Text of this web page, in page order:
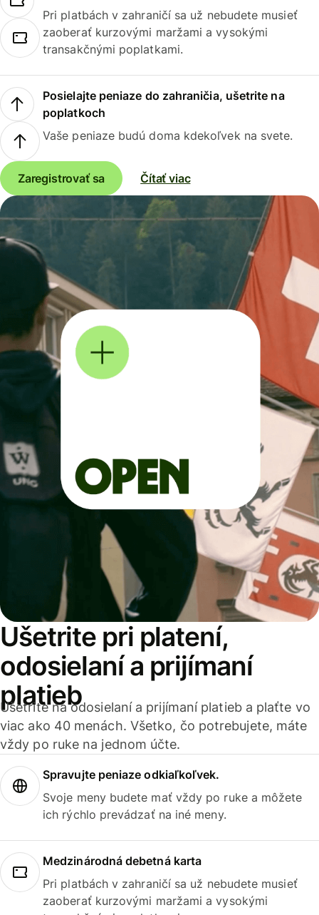
Pri platbách v zahraničí sa už nebudete musieť
zaoberať kurzovými maržami a vysokými
transakčnými poplatkami.
Posielajte peniaze do zahraničia, ušetrite na
poplatkoch
Vaše peniaze budú doma kdekoľvek na svete.
Zaregistrovať sa Čítať viac
Ušetrite pri platení,
odosielaní a prijímaní
platieb
Ušetrite na odosielaní a prijímaní platieb a plaťte vo
viac ako 40 menách. Všetko, čo potrebujete, máte
vždy po ruke na jednom účte.
Spravujte peniaze odkiaľkoľvek.
Svoje meny budete mať vždy po ruke a môžete
ich rýchlo prevádzať na iné meny.
Medzinárodná debetná karta
Pri platbách v zahraničí sa už nebudete musieť
zaoberať kurzovými maržami a vysokými